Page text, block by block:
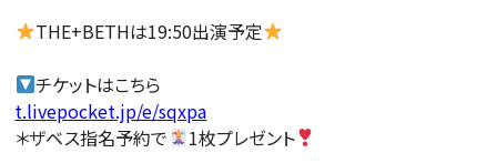
THE+BETHは19:50出演予定
チケットはこちら
t.livepocket.jp/e/sqxpa
＊ザベス指名予約で
1枚プレゼント